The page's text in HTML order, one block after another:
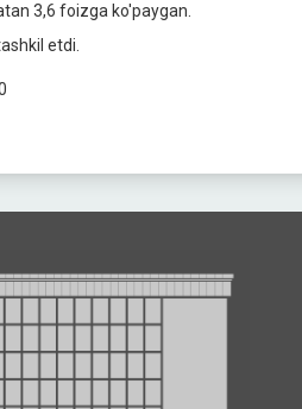
3,6 foizga ko'paygan.
etdi.